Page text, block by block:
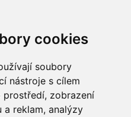
cookies
soubory
nástroje s cílem
prostředí, zobrazení
a reklam, analýzy